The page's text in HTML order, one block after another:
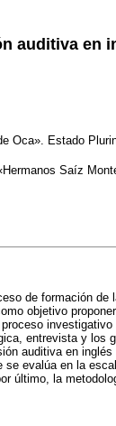
auditiva en
Oca». Estado
Saíz
de formación
objetivo
entrevista y
auditiva en
evalúa en la
la